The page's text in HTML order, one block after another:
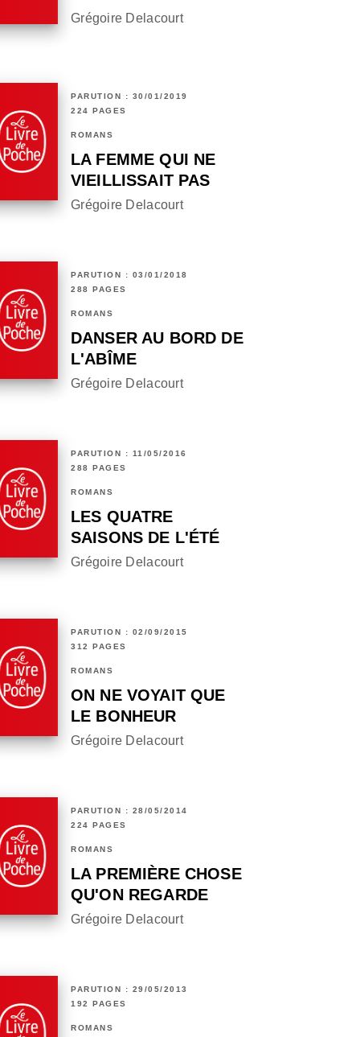
Grégoire Delacourt
PARUTION : 30/01/2019
224 PAGES
ROMANS
LA FEMME QUI NE
VIEILLISSAIT PAS
Grégoire Delacourt
PARUTION : 03/01/2018
288 PAGES
ROMANS
DANSER AU BORD DE
L'ABÎME
Grégoire Delacourt
PARUTION : 11/05/2016
288 PAGES
ROMANS
LES QUATRE
SAISONS DE L'ÉTÉ
Grégoire Delacourt
PARUTION : 02/09/2015
312 PAGES
ROMANS
ON NE VOYAIT QUE
LE BONHEUR
Grégoire Delacourt
PARUTION : 28/05/2014
224 PAGES
ROMANS
LA PREMIÈRE CHOSE
QU'ON REGARDE
Grégoire Delacourt
PARUTION : 29/05/2013
192 PAGES
ROMANS